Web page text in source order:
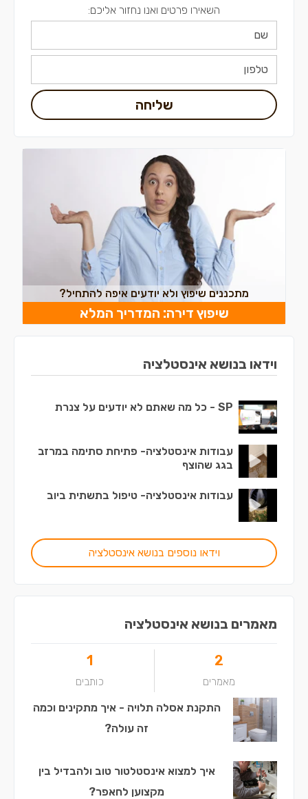
השאירו פרטים ואנו נחזור אליכם:
שליחה
מתכננים שיפוץ ולא יודעים איפה להתחיל?
שיפוץ דירה: המדריך המלא
וידאו בנושא אינסטלציה
SP - כל מה שאתם לא יודעים על צנרת
עבודות אינסטלציה- פתיחת סתימה במרזב
בגג שהוצף
עבודות אינסטלציה- טיפול בתשתית ביוב
וידאו נוספים בנושא אינסטלציה
מאמרים בנושא אינסטלציה
2
מאמרים
1
כותבים
התקנת אסלה תלויה - איך מתקינים וכמה
זה עולה?
איך למצוא אינסטלטור טוב ולהבדיל בין
מקצוען לחאפר?